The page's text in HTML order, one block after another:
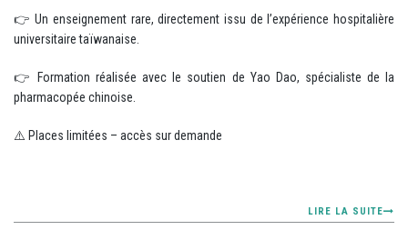
👉 Un enseignement rare, directement issu de l’expérience hospitalière
universitaire taïwanaise.
👉 Formation réalisée avec le soutien de Yao Dao, spécialiste de la
pharmacopée chinoise.
⚠️ Places limitées – accès sur demande
LIRE LA SUITE